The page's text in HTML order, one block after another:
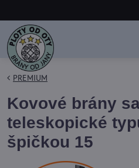
PREMIUM
Kovové brány
teleskopické
špičkou 15